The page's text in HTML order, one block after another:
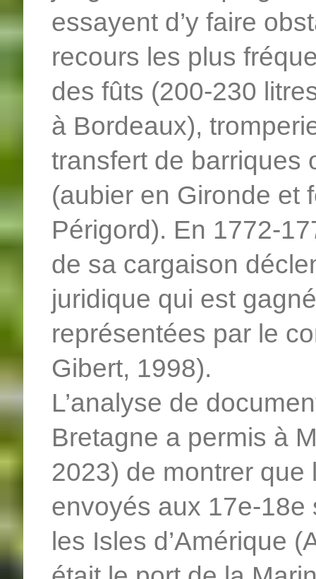
essayent d’y faire
recours les plus
des fûts (200-230
à Bordeaux),
transfert de barriques
(aubier en Gironde et
Périgord). En 1772-
de sa cargaison
juridique qui est
représentées par le
Gibert, 1998).
L’analyse de
Bretagne a permis à
2023) de montrer
envoyés aux 17e-
les Isles d’Amérique